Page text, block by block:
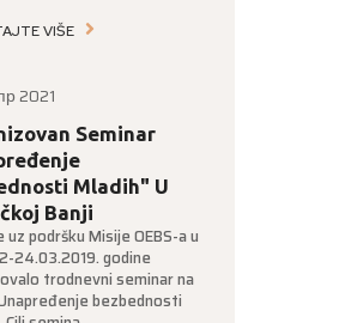
VIŠE
2021
Seminar
Mladih" U
Banji
uz podršku Misije OEBS-a u
24.03.2019. godine
trodnevni seminar na
bezbednosti